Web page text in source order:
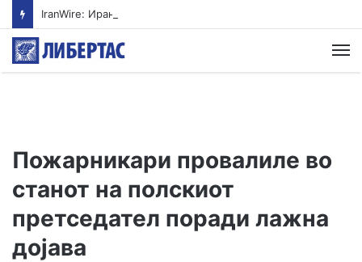
Пожарникари провалиле во
станот на полскиот
претседател поради лажна
дојава